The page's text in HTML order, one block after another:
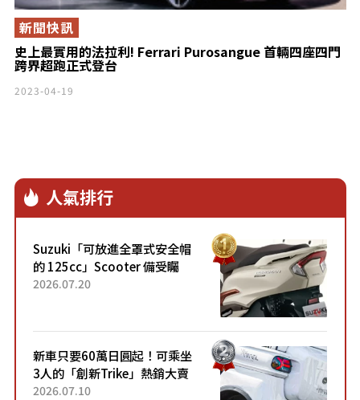
史上最實用的法拉利! Ferrari Purosangue 首輛四座四門
跨界超跑正式登台
新聞快訊
2023-04-19
人氣排行
Suzuki「可放進全罩式安全帽
的 125cc」Scooter 備受矚
目！採用全新流線設計與各項
2026.07.20
新車只要60萬日圓起！可乘坐
3人的「創新Trike」熱銷大賣
成為人氣車款！「養車成本真
2026.07.10